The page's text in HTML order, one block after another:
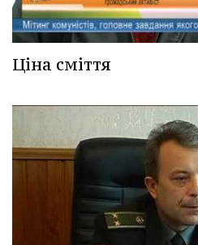
Ціна сміття